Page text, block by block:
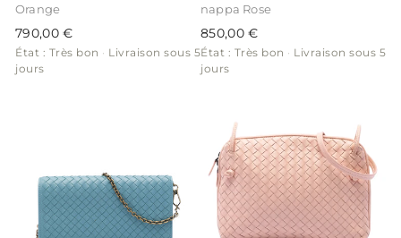
Orange
790,00 €
État : Très bon · Livraison sous 5
jours
nappa Rose
850,00 €
État : Très bon · Livraison sous 5
jours